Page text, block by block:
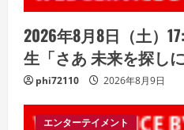
2026年8月8日（土）
生「さあ 未来を探し
phi72110 2026年8月9日
エンターテイメント